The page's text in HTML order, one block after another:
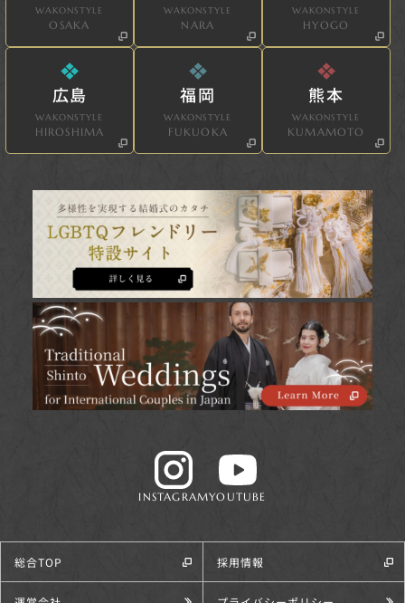
WAKONSTYLE
OSAKA
WAKONSTYLE
NARA
WAKONSTYLE
HYOGO
広島
WAKONSTYLE
HIROSHIMA
福岡
WAKONSTYLE
FUKUOKA
熊本
WAKONSTYLE
KUMAMOTO
INSTAGRAMYOUTUBE
総合TOP 採用情報